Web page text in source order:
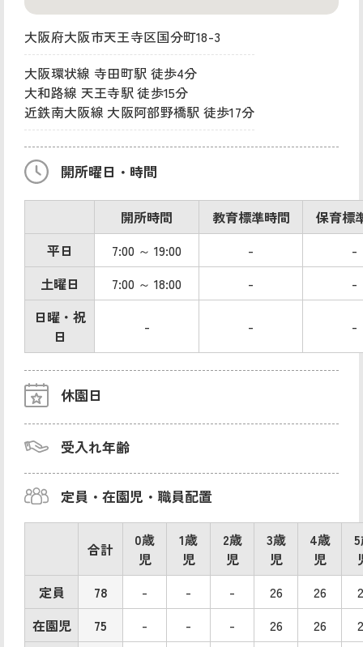
大阪府大阪市天王寺区国分町18-3
大阪環状線 寺田町駅 徒歩4分
大和路線 天王寺駅 徒歩15分
近鉄南大阪線 大阪阿部野橋駅 徒歩17分
開所曜日・時間
開所時間 教育標準時間
保育標
平日
7:00 ～ 19:00 -
-
土曜日
7:00 ～ 18:00 -
-
日曜・祝
日
- - -
休園日
受入れ年齢
定員・在園児・職員配置
合計
0歳
児
1歳
児
2歳
児
3歳
児
4歳
児
定員
78 - - - 26 26
在園児
75 - - - 26 26